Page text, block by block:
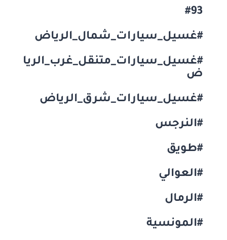
#93
#غسيل_سيارات_شمال_الرياض
#غسيل_سيارات_متنقل_غرب_الريا
ض
#غسيل_سيارات_شرق_الرياض
#النرجس
#طويق
#العوالي
#الرمال
#المونسية